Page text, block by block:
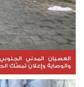
العصيان المدني
والوصاية وإعلان تمسّك